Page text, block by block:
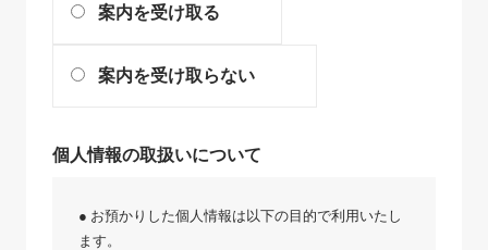
案内を受け取る
案内を受け取らない
個人情報の取扱いについて
● お預かりした個人情報は以下の目的で利用いたし
ます。